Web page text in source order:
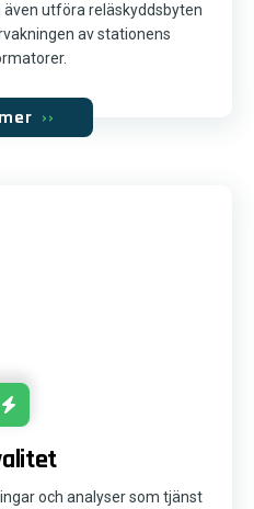
även utföra reläskyddsbyten
av stationens
››
och analyser som tjänst